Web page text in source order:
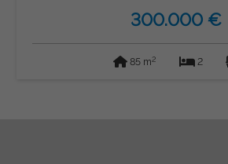
300.000 €
85 m2 2